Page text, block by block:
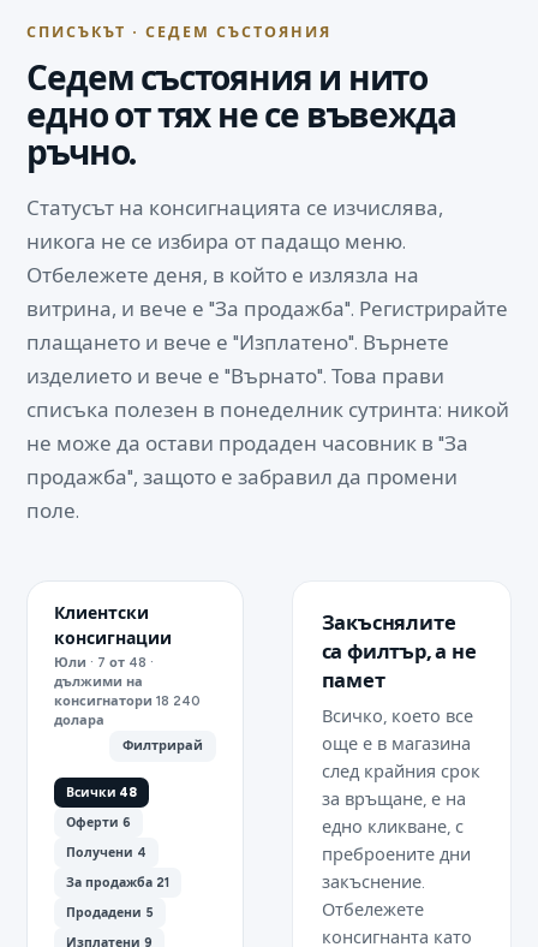
СПИСЪКЪТ · СЕДЕМ СЪСТОЯНИЯ
Седем състояния и нито
едно от тях не се въвежда
ръчно.
Статусът на консигнацията се изчислява,
никога не се избира от падащо меню.
Отбележете деня, в който е излязла на
витрина, и вече е "За продажба". Регистрирайте
плащането и вече е "Изплатено". Върнете
изделието и вече е "Върнато". Това прави
списъка полезен в понеделник сутринта: никой
не може да остави продаден часовник в "За
продажба", защото е забравил да промени
поле.
Клиентски
консигнации
Юли · 7 от 48 ·
дължими на
консигнатори 18 240
долара
Филтрирай
Всички 48
Оферти 6
Получени 4
За продажба 21
Продадени 5
Изплатени 9
Закъснялите
са филтър, а не
памет
Всичко, което все
още е в магазина
след крайния срок
за връщане, е на
едно кликване, с
преброените дни
закъснение.
Отбележете
консигнанта като